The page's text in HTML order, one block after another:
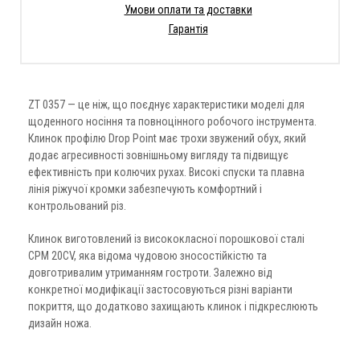
ZT 0357 — це ніж, що поєднує характеристики моделі для
щоденного носіння та повноцінного робочого інструмента.
Клинок профілю Drop Point має трохи звужений обух, який
додає агресивності зовнішньому вигляду та підвищує
ефективність при колючих рухах. Високі спуски та плавна
лінія ріжучої кромки забезпечують комфортний і
контрольований різ.
Клинок виготовлений із висококласної порошкової сталі
CPM 20CV, яка відома чудовою зносостійкістю та
довготривалим утриманням гостроти. Залежно від
конкретної модифікації застосовуються різні варіанти
покриття, що додатково захищають клинок і підкреслюють
дизайн ножа.
Умови оплати та доставки
Гарантія